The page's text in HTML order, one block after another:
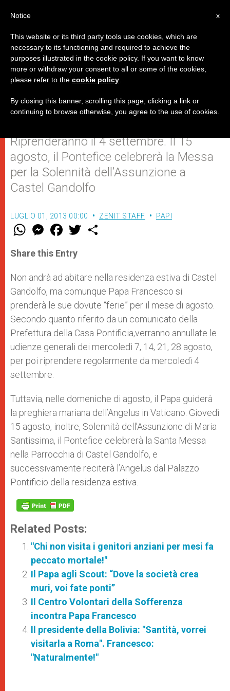
L'agenda di agosto di Papa
Francesco
Riprenderanno il 4 settembre. Il 15
agosto, il Pontefice celebrerà la Messa
per la Solennità dell’Assunzione a
Castel Gandolfo
LUGLIO 01, 2013 00:00 ZENIT STAFF PAPI
W
t
s
p
p
M
e
s
e
g
e
r
F
a
e
b
o
k
w
r
Share this Entry
Non andrà ad abitare nella residenza estiva di Castel
Gandolfo, ma comunque Papa Francesco si
prenderà le sue dovute “ferie” per il mese di agosto.
Secondo quanto riferito da un comunicato della
Prefettura della Casa Pontificia,verranno annullate le
udienze generali dei mercoledì 7, 14, 21, 28 agosto,
per poi riprendere regolarmente da mercoledì 4
settembre.
Tuttavia, nelle domeniche di agosto, il Papa guiderà
la preghiera mariana dell’Angelus in Vaticano. Giovedì
15 agosto, inoltre, Solennità dell’Assunzione di Maria
Santissima, il Pontefice celebrerà la Santa Messa
nella Parrocchia di Castel Gandolfo, e
successivamente reciterà l’Angelus dal Palazzo
Pontificio della residenza estiva.
Related Posts:
"Chi non visita i genitori anziani per mesi fa
peccato mortale!"
Il Papa agli Scout: “Dove la società crea
muri, voi fate ponti”
Il Centro Volontari della Sofferenza
incontra Papa Francesco
Il presidente della Bolivia: "Santità, vorrei
visitarla a Roma". Francesco:
"Naturalmente!"
x
Notice
This website or its third party tools use cookies, which are
necessary to its functioning and required to achieve the
purposes illustrated in the cookie policy. If you want to know
more or withdraw your consent to all or some of the cookies,
please refer to the cookie policy
By closing this banner, scrolling this page, clicking a link or
continuing to browse otherwise, you agree to the use of cookies.